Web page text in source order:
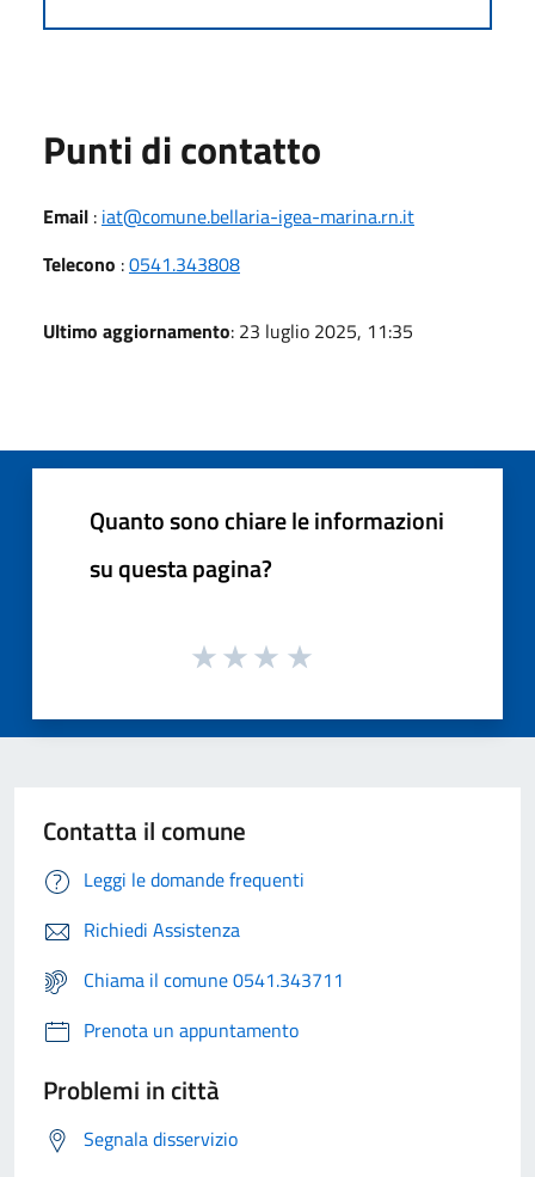
Punti di contatto
Email : iat@comune.bellaria-igea-marina.rn.it
Telecono :0541.343808
Ultimo aggiornamento: 23 luglio 2025, 11:35
Quanto sono chiare le informazioni
su questa pagina?
Contatta il comune
Leggi le domande frequenti
Richiedi Assistenza
Chiama il comune 0541.343711
Prenota un appuntamento
Problemi in città
Segnala disservizio